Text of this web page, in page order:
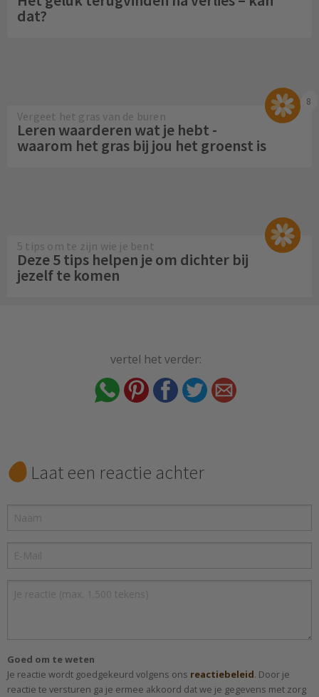
dat?
8
Vergeet het gras van de buren
Leren waarderen wat je hebt -
waarom het gras bij jou het groenst is
5 tips om te zijn wie je bent
Deze 5 tips helpen je om dichter bij
jezelf te komen
vertel het verder:
Laat een reactie achter
Goed om te weten
Je reactie wordt goedgekeurd volgens ons reactiebeleid. Door je
reactie te versturen ga je ermee akkoord dat we je gegevens met zorg